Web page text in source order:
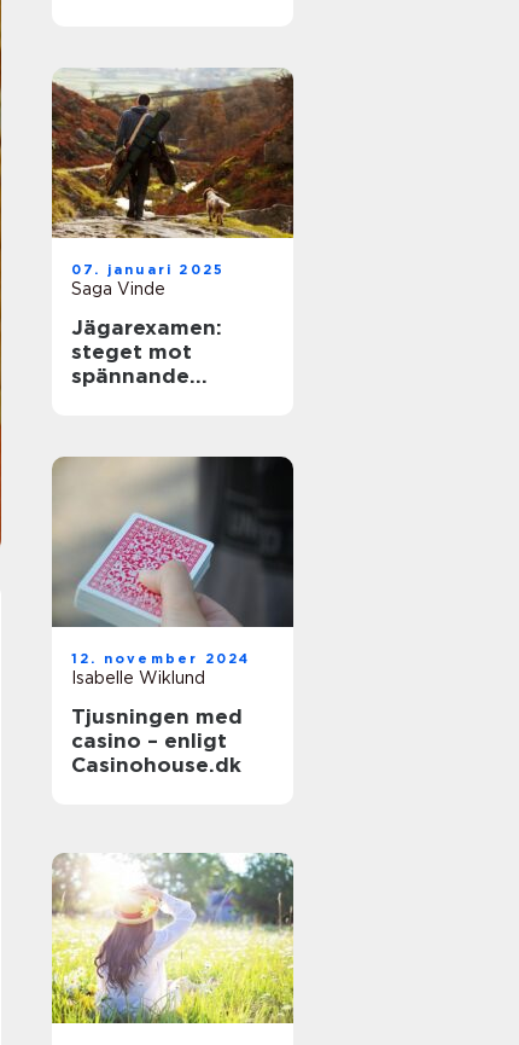
07. januari 2025
Saga Vinde
Jägarexamen:
steget mot
spännande
12. november 2024
Isabelle Wiklund
Tjusningen med
casino – enligt
Casinohouse.dk